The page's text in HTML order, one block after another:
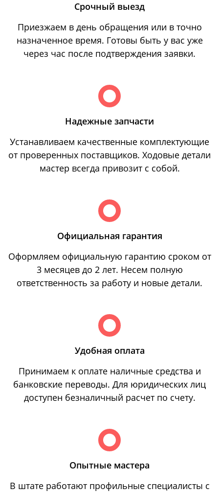
Срочный выезд
Приезжаем в день обращения или в точно
назначенное время. Готовы быть у вас уже
через час после подтверждения заявки.
Надежные запчасти
Устанавливаем качественные комплектующие
от проверенных поставщиков. Ходовые детали
мастер всегда привозит с собой.
Официальная гарантия
Оформляем официальную гарантию сроком от
3 месяцев до 2 лет. Несем полную
ответственность за работу и новые детали.
Удобная оплата
Принимаем к оплате наличные средства и
банковские переводы. Для юридических лиц
доступен безналичный расчет по счету.
Опытные мастера
В штате работают профильные специалисты с